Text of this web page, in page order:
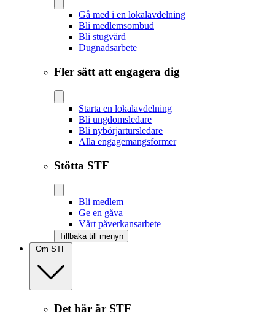
Gå med i en lokalavdelning
Bli medlemsombud
Bli stugvärd
Dugnadsarbete
Fler sätt att engagera dig
Starta en lokalavdelning
Bli ungdomsledare
Bli nybörjartursledare
Alla engagemangsformer
Stötta STF
Bli medlem
Ge en gåva
Vårt påverkansarbete
Tillbaka till menyn
Om STF
Det här är STF